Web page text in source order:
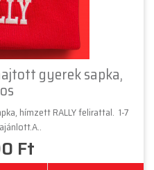
gyerek sapka,
hímzett RALLY felirattal. 1-7
Ft